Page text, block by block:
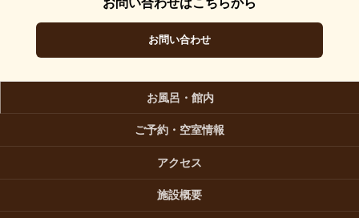
お問い合わせはこちらから
お問い合わせ
お風呂・館内
ご予約・空室情報
アクセス
施設概要